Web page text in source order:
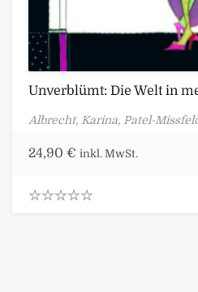
Unverblümt: Die Welt in
Albrecht, Karina, Patel-
24,90 € inkl. MwSt.